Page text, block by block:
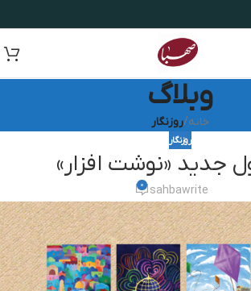
وبلاگ
خانه/روزنگار
روزنگار
جدید «نوشت افزار»
sahbawrite
0